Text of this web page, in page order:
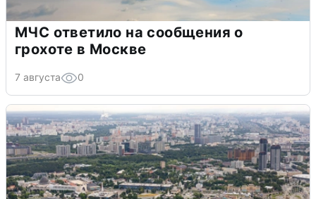
МЧС ответило на сообщения о
грохоте в Москве
7 августа 0